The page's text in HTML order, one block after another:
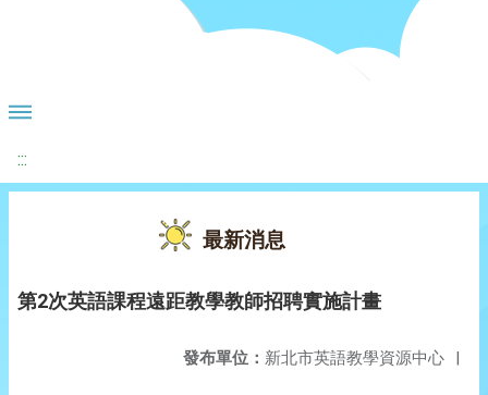
:::
最新消息
第2次英語課程遠距教學教師招聘實施計畫
發布單位： 新北市英語教學資源中心 |